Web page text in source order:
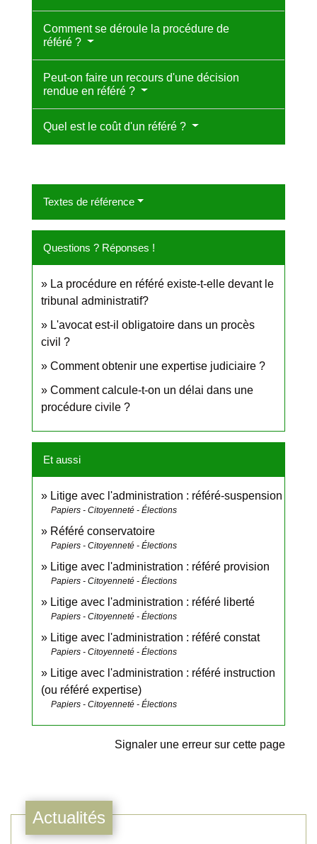
Comment se déroule la procédure de
référé ?
Peut-on faire un recours d'une décision
rendue en référé ?
Quel est le coût d'un référé ?
Textes de référence
Questions ? Réponses !
La procédure en référé existe-t-elle devant le
tribunal administratif?
L'avocat est-il obligatoire dans un procès
civil ?
Comment obtenir une expertise judiciaire ?
Comment calcule-t-on un délai dans une
procédure civile ?
Et aussi
Litige avec l'administration : référé-suspension
Papiers - Citoyenneté - Élections
Référé conservatoire
Papiers - Citoyenneté - Élections
Litige avec l'administration : référé provision
Papiers - Citoyenneté - Élections
Litige avec l'administration : référé liberté
Papiers - Citoyenneté - Élections
Litige avec l'administration : référé constat
Papiers - Citoyenneté - Élections
Litige avec l'administration : référé instruction
(ou référé expertise)
Papiers - Citoyenneté - Élections
Signaler une erreur sur cette page
Actualités